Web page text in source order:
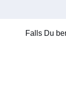
Falls Du